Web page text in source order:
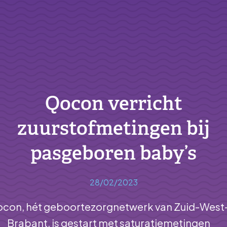
Qocon verricht
zuurstofmetingen bij
pasgeboren baby’s
28/02/2023
hét geboortezorgnetwerk van Zuid-
Brabant, is gestart met saturatiemetingen